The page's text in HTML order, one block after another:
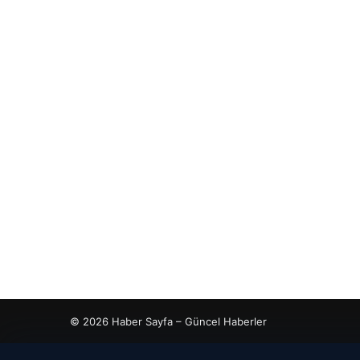
© 2026 Haber Sayfa – Güncel Haberler